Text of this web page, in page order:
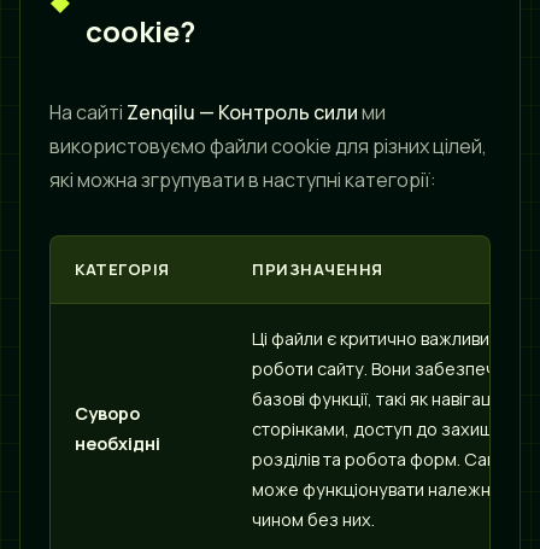
cookie?
На сайті Zenqilu — Контроль силими
використовуємо файли cookie для різних цілей,
які можна згрупувати в наступні категорії:
КАТЕГОРІЯ ПРИЗНАЧЕННЯ
Суворо
необхідні
Ці файли є критично важливими
роботи сайту. Вони забезпечують
базові функції, такі як навігація
сторінками, доступ до захищених
розділів та робота форм. Сайт не
може функціонувати належним
чином без них.